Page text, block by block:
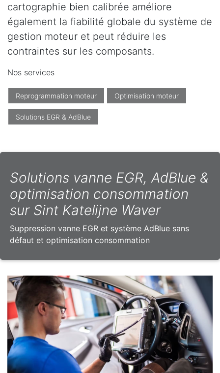
cartographie bien calibrée améliore
également la fiabilité globale du système de
gestion moteur et peut réduire les
contraintes sur les composants.
Nos services
Reprogrammation moteur Optimisation moteur
Solutions EGR & AdBlue
Solutions vanne EGR, AdBlue &
optimisation consommation
sur Sint Katelijne Waver
Suppression vanne EGR et système AdBlue sans
défaut et optimisation consommation